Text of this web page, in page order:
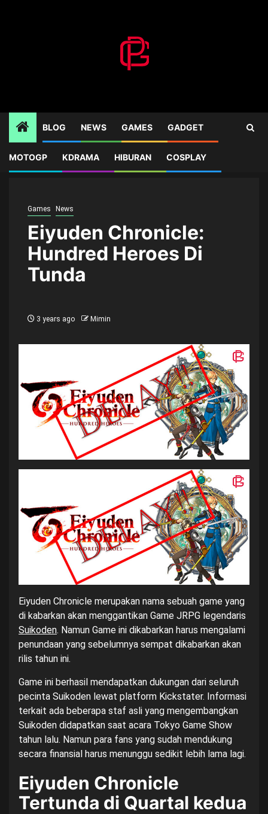
BLOG NEWS GAMES GADGET
MOTOGP KDRAMA HIBURAN COSPLAY
Home Games Eiyuden Chronicle: Hundred Heroes Di Tunda
Games News
Eiyuden Chronicle:
Hundred Heroes Di
Tunda
3 years ago Mimin
Eiyuden Chronicle merupakan nama sebuah game yang
di kabarkan akan menggantikan Game JRPG legendaris
Suikoden. Namun Game ini dikabarkan harus mengalami
penundaan yang sebelumnya sempat dikabarkan akan
rilis tahun ini.
Game ini berhasil mendapatkan dukungan dari seluruh
pecinta Suikoden lewat platform Kickstater. Informasi
terkait ada beberapa staf asli yang mengembangkan
Suikoden didapatkan saat acara Tokyo Game Show
tahun lalu. Namun para fans yang sudah mendukung
secara finansial harus menunggu sedikit lebih lama lagi.
Eiyuden Chronicle
Tertunda di Quartal kedua